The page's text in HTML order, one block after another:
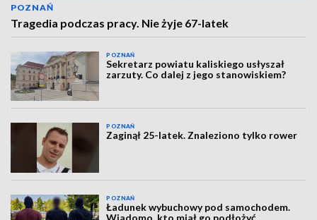
POZNAŃ
Tragedia podczas pracy. Nie żyje 67-latek
POZNAŃ
Sekretarz powiatu kaliskiego usłyszał
zarzuty. Co dalej z jego stanowiskiem?
POZNAŃ
Zaginął 25-latek. Znaleziono tylko rower
POZNAŃ
Ładunek wybuchowy pod samochodem.
Wiadomo, kto miał go podłożyć